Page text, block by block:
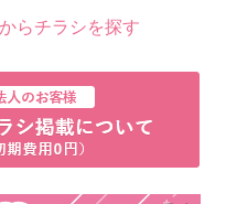
らチラシを探す